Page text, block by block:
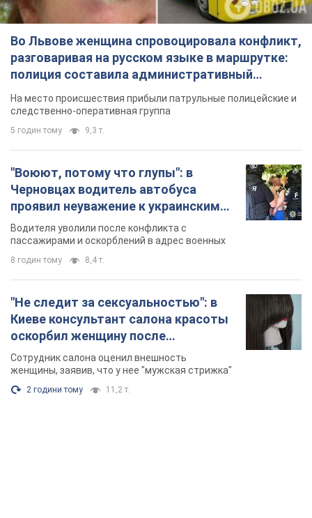
Во Львове женщина спровоцировала конфликт,
разговаривая на русском языке в маршрутке:
полиция составила административный
протокол. Видео
На место происшествия прибыли патрульные полицейские и
следственно-оперативная группа
5 годин тому 9,3 т.
"Воюют, потому что глупы": в
Черновцах водитель автобуса
проявил неуважение к украинским
военным и поплатился за это.
Видео
Водителя уволили после конфликта с
пассажирами и оскорблений в адрес военных
8 годин тому 8,4 т.
"Не следит за сексуальностью": в
Киеве консультант салона красоты
оскорбил женщину после
химиотерапии, разгорелся скандал.
Фото
Сотрудник салона оценил внешность
женщины, заявив, что у нее "мужская стрижка"
2 години тому 11,2 т.